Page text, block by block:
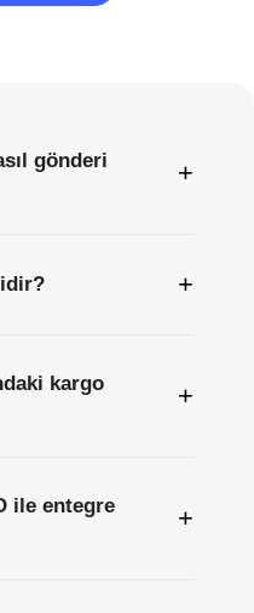
gönderi
+
+
kargo
+
ile entegre
+